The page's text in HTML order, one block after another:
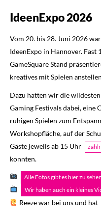
IdeenExpo 2026
Vom 20. bis 28. Juni 2026
IdeenExpo in Hannover. Fast
GameSquare Stand
kreatives mit Spielen
Dazu hatten wir die
Gaming Festivals dabei, eine
ruhigen Spielen zum
Workshopfläche, auf der
Gäste jeweils ab 15 Uhr
konnten.
Alle Fotos gibt es hier zu
Wir haben auch ein kleines
Reeze war bei uns und hat